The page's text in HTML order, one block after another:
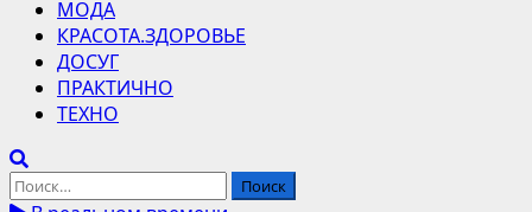
МОДА
КРАСОТА.ЗДОРОВЬЕ
ДОСУГ
ПРАКТИЧНО
ТЕХНО
Найти: